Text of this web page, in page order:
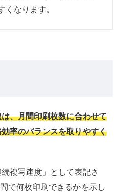
くなります。
、月間印刷枚数に合わせて
率のバランスを取りやすく
複写速度」として表記さ
で何枚印刷できるかを示し